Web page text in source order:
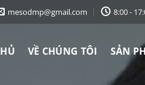
mesodmp@gmail.com 8:00 -
VỀ CHÚNG TÔI SẢN